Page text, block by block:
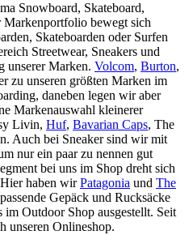
Snowboard, Skateboard,
Markenportfolio bewegt sich
Skateboarden oder Surfen
Streetwear, Sneakers und
unserer Marken. Volcom, Burton,
zu unseren größten Marken im
daneben legen wir aber
Markenauswahl kleinerer
Livin, Huf, Bavarian Caps, The
Auch bei Sneaker sind wir mit
nur ein paar zu nennen gut
bei uns im Shop dreht sich
haben wirPatagonia und The
Gepäck und Rucksäcke
Outdoor Shop ausgestellt. Seit
unseren Onlineshop.